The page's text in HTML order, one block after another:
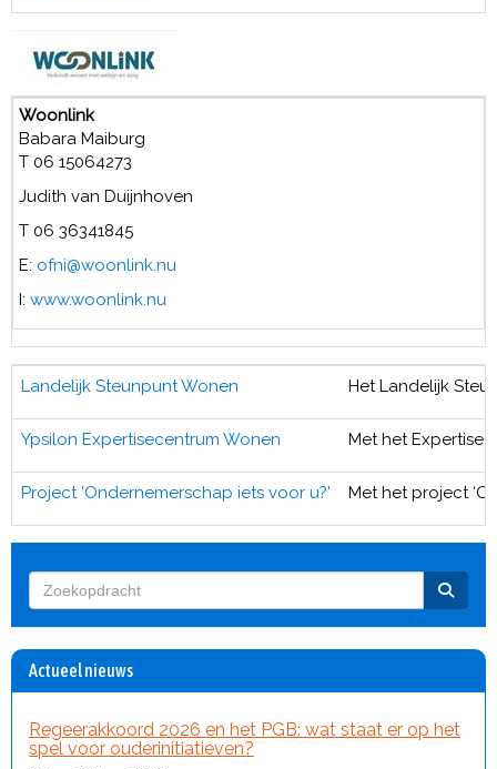
Woonlink
Babara Maiburg
T 06 15064273
Judith van Duijnhoven
T 06 36341845
E: ofni@woonlink.nu
I: www.woonlink.nu
Landelijk Steunpunt Wonen Het Landelijk
Ypsilon Expertisecentrum Wonen Met het
Project 'Ondernemerschap iets voor u?' Met het project
Actueel nieuws
Regeerakkoord 2026 en het PGB: wat staat er op het
spel voor ouderinitiatieven?